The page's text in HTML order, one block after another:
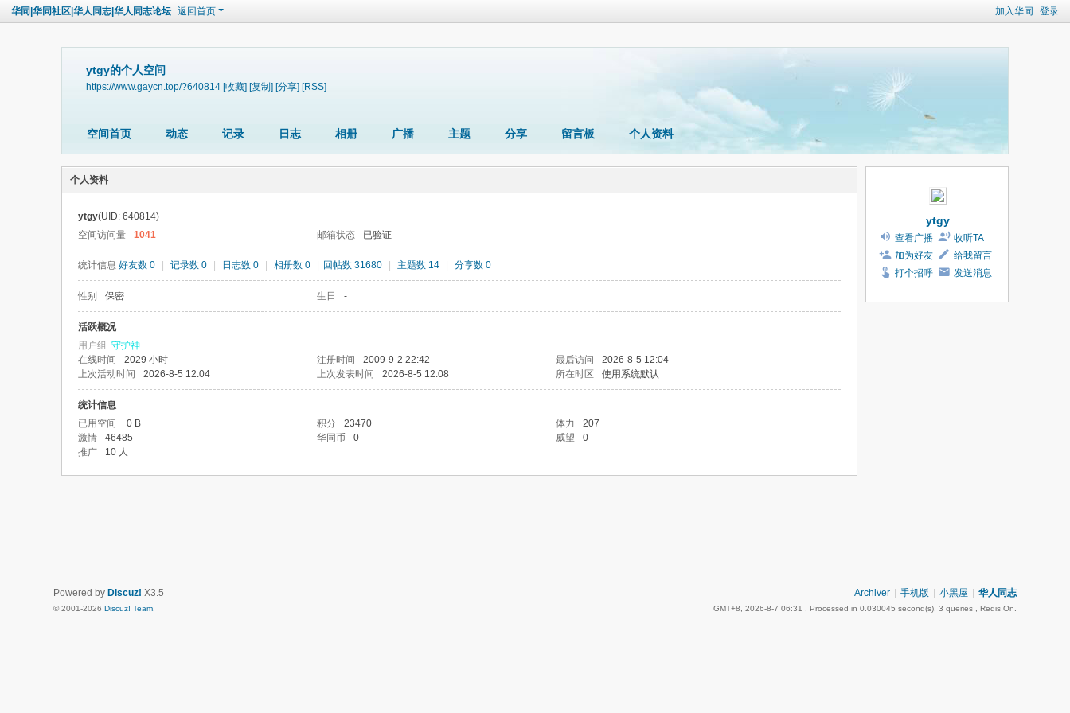
加入华同 登录
华同|华同社区|华人同志|华人同志论坛 返回首页
ytgy的个人空间
https://www.gaycn.top/?640814 [收藏] [复制] [分享] [RSS]
空间首页 动态 记录 日志 相册 广播 主题 分享 留言板 个人资料
个人资料
ytgy(UID: 640814)
空间访问量
1041 邮箱状态 已验证
统计信息 好友数 0 记录数 0 日志数 0 相册数 0 回帖数 31680 主题数 14 分享数 0
性别 保密 生日 -
活跃概况
用户组 守护神
在线时间
2029 小时 注册时间 2009-9-2 22:42 最后访问
2026-8-5 12:04
上次活动时间
2026-8-5 12:04 上次发表时间 2026-8-5 12:08 所在时区 使用系统默认
统计信息
已用空间
0 B 积分 23470 体力
207
激情
46485 华同币 0 威望
0
推广
10 人
ytgy
查看广播
收听TA
加为好友
给我留言
打个招呼
发送消息
Archiver 手机版 小黑屋 华人同志
GMT+8, 2026-8-7 06:31 , Processed in 0.030045 second(s), 3 queries , Redis On.
Powered by Discuz! X3.5
© 2001-2026 Discuz! Team